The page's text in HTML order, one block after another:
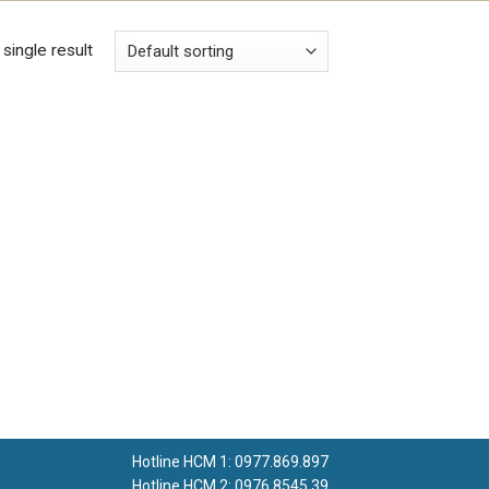
Search
result
Hotline HCM 1: 0977.869.897
Hotline HCM 2: 0976.8545.39